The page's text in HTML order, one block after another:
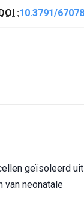
:10.3791/
geïsoleerd uit
van neonatale